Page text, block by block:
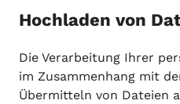
Hochladen von
Die Verarbeitung Ihrer
im Zusammenhang mit
Übermitteln von Dateien